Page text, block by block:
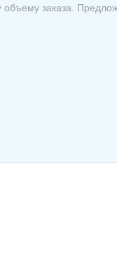
заказа.